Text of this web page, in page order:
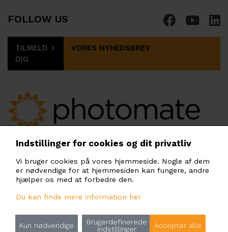
FOLLOW US
TILMELD
DIG
VORES NYHEDSBREV
PHOTOMATE SCANDINAVIA AB
Gullfossgatan 3, 164 40 Kista, Stockholm,
Sweden
scandinavia@photomate.eu
Principper for behandling af personoplysninger
Indstillinger for cookies og dit privatliv
Vi bruger cookies på vores hjemmeside. Nogle af dem
er nødvendige for at hjemmesiden kan fungere, andre
hjælper os med at forbedre den.
Du kan finde mere information her
Kun nødvendige
Brugerdefinerede
indstillinger
Accepter alle